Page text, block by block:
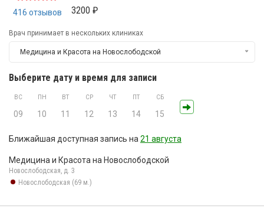
416 отзывов 3200 ₽
Врач принимает в нескольких клиниках
Медицина и Красота на Новослободской
Выберите дату и время для записи
ВС
09
ПН
10
ВТ
11
СР
12
ЧТ
13
ПТ
14
СБ
15
Ближайшая доступная запись на 21 августа
Медицина и Красота на Новослободской
Новослободская, д. 3
Новослободская (69 м.)